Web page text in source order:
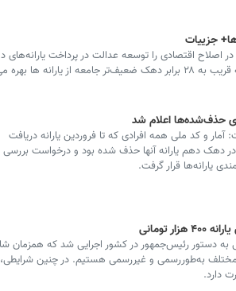
جزییات
اقتصادی را توسعه عدالت در پرداخت یارانه‌های
ها بهره می‌بردند.
حذف‌شده‌ها اعلام شد
آمار و کد ملی همه افرادی که تا فروردین یارانه دریافت
در دهک دهم یارانه آنها حذف شده بود و درخواست
یارانه‌ها قرار گرفت.
تومانی
به دستور رئیس‌جمهور در کشور اجرایی شد که همزمان
مختلف به‌طوررسمی و غیررسمی هستیم. در چنین شرایطی،
دارد.